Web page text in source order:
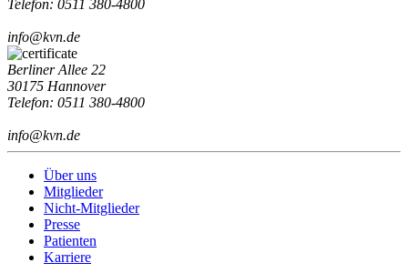
Telefon: 0511 380-4800
info@kvn.de
Berliner Allee 22
30175 Hannover
Telefon: 0511 380-4800
info@kvn.de
Über uns
Mitglieder
Nicht-Mitglieder
Presse
Patienten
Karriere